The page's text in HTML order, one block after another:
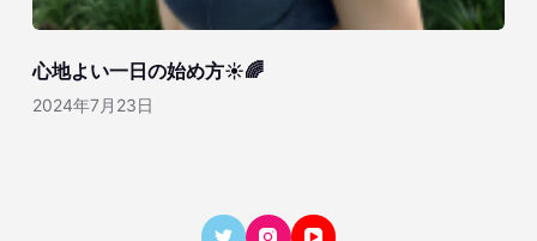
心地よい一日の始め方☀️🌈
2024年7月23日